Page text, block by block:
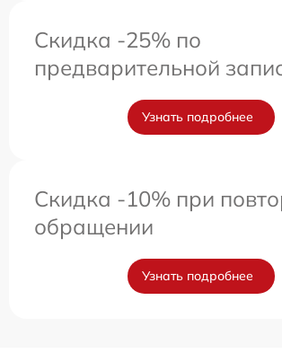
Скидка -25% по
предварительной
Узнать подробнее
Скидка -10% при
обращении
Узнать подробнее